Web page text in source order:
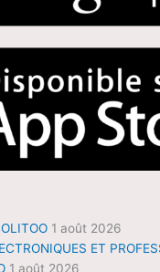
1 août 2026
ET
1 août 2026